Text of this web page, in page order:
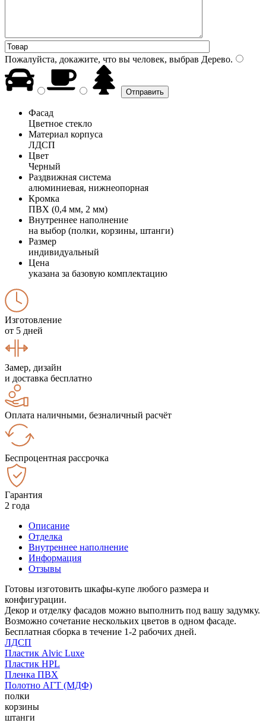
Пожалуйста, докажите, что вы человек, выбрав Дерево.
Фасад
Цветное стекло
Материал корпуса
ЛДСП
Цвет
Черный
Раздвижная система
алюминиевая, нижнеопорная
Кромка
ПВХ (0,4 мм, 2 мм)
Внутреннее наполнение
на выбор (полки, корзины, штанги)
Размер
индивидуальный
Цена
указана за базовую комплектацию
Изготовление
от 5 дней
Замер, дизайн
и доставка бесплатно
Оплата наличными, безналичный расчёт
Беспроцентная рассрочка
Гарантия
2 года
Описание
Отделка
Внутреннее наполнение
Информация
Отзывы
Готовы изготовить шкафы-купе любого размера и
конфигурации.
Декор и отделку фасадов можно выполнить под вашу задумку.
Возможно сочетание нескольких цветов в одном фасаде.
Бесплатная сборка в течение 1-2 рабочих дней.
ЛДСП
Пластик Alvic Luxe
Пластик HPL
Пленка ПВХ
Полотно АГТ (МДФ)
полки
корзины
штанги